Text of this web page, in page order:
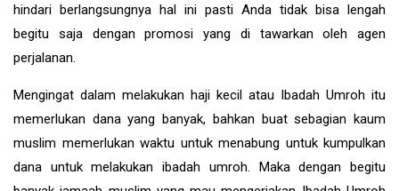
hindari berlangsungnya hal ini pasti Anda tidak bisa lengah
begitu saja dengan promosi yang di tawarkan oleh agen
perjalanan.
Mengingat dalam melakukan haji kecil atau Ibadah Umroh itu
memerlukan dana yang banyak, bahkan buat sebagian kaum
muslim memerlukan waktu untuk menabung untuk kumpulkan
dana untuk melakukan ibadah umroh. Maka dengan begitu